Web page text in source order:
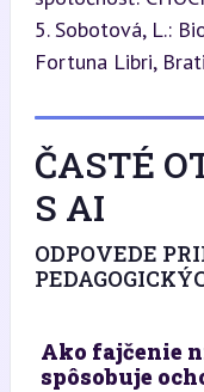
5. Sobotová, L.:
Fortuna Libri,
ČASTÉ
S AI
ODPOVEDE
Ako fajčenie
spôsobuje